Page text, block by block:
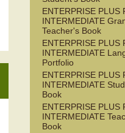
ENTERPRISE PLUS
INTERMEDIATE
Teacher's Book
ENTERPRISE PLUS
INTERMEDIATE
Portfolio
ENTERPRISE PLUS
INTERMEDIATE
Book
ENTERPRISE PLUS
INTERMEDIATE
Book